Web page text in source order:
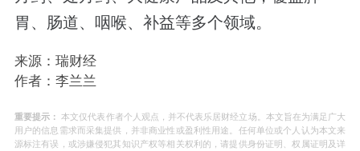
胃、肠道、咽喉、补益等多个领域。
来源：瑞财经
作者：李兰兰
重要提示： 本文仅代表作者个人观点，并不代表乐居财经立场。本文旨在为满足广大
用户的信息需求而采集提供，并非商业性或盈利性用途。任何单位或个人认为本文来
源标注有误，或涉嫌侵犯其知识产权等相关权利的，请提供身份证明、权属证明及详